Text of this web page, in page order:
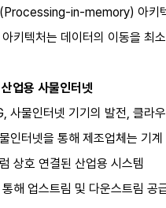
in-memory) 아키텍
키텍처는 데이터의 이동을 최
업용 사물인터넷
사물인터넷 기기의 발전, 클라
인터넷을 통해 제조업체는 기
상호 연결된 산업용 시스템
해 업스트림 및 다운스트림 공